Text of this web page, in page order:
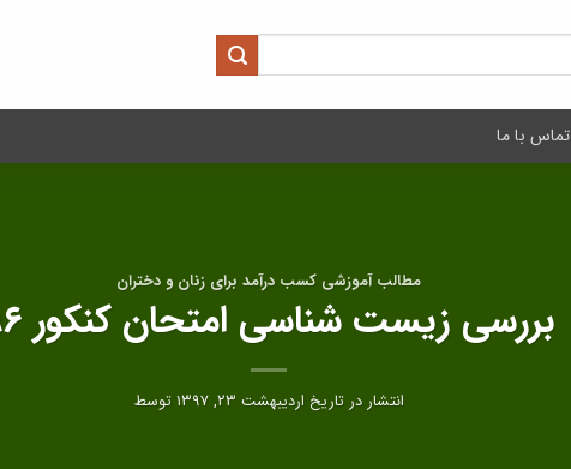
تماس با ما
مطالب آموزشی کسب درآمد برای زنان و دختران
بررسی زیست شناسی امتحان کنکور ۹۶
انتشار در تاریخ اردیبهشت ۲۳, ۱۳۹۷ توسط